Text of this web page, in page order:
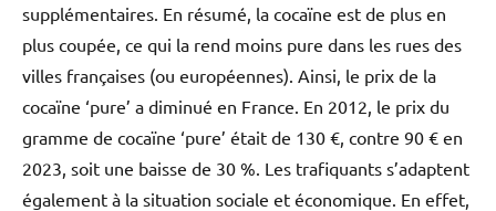
supplémentaires. En résumé, la cocaïne est de plus en
plus coupée, ce qui la rend moins pure dans les rues des
villes françaises (ou européennes). Ainsi, le prix de la
cocaïne ‘pure’ a diminué en France. En 2012, le prix du
gramme de cocaïne ‘pure’ était de 130 €, contre 90 € en
2023, soit une baisse de 30 %. Les trafiquants s’adaptent
également à la situation sociale et économique. En effet,